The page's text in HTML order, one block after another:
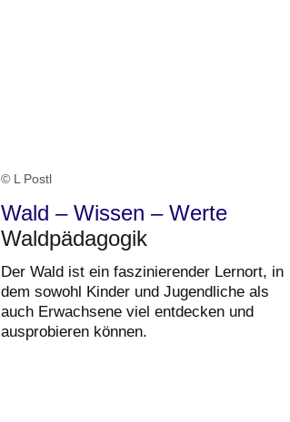
© L Postl
Wald – Wissen – Werte
Waldpädagogik
Der Wald ist ein faszinierender Lernort, in
dem sowohl Kinder und Jugendliche als
auch Erwachsene viel entdecken und
ausprobieren können.